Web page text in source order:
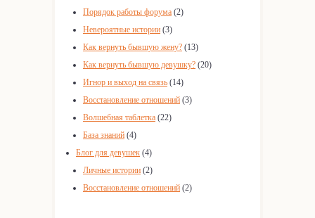
Порядок работы форума (2)
Невероятные истории (3)
Как вернуть бывшую жену? (13)
Как вернуть бывшую девушку? (20)
Игнор и выход на связь (14)
Восстановление отношений (3)
Волшебная таблетка (22)
База знаний (4)
Блог для девушек (4)
Личные истории (2)
Восстановление отношений (2)